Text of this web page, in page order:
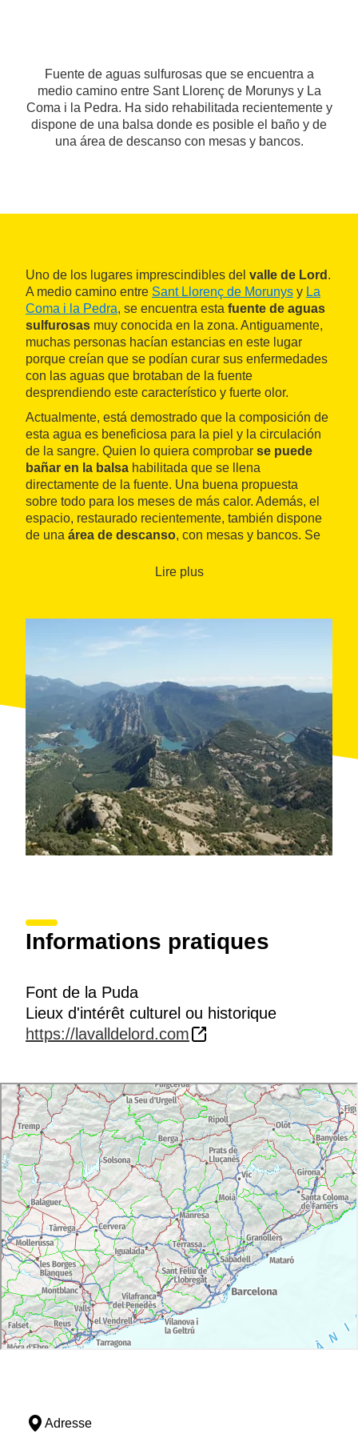
Fuente de aguas sulfurosas que se encuentra a
medio camino entre Sant Llorenç de Morunys y La
Coma i la Pedra. Ha sido rehabilitada recientemente y
dispone de una balsa donde es posible el baño y de
una área de descanso con mesas y bancos.
Uno de los lugares imprescindibles del valle de Lord .
A medio camino entre Sant Llorenç de Morunys y La
Coma i la Pedra, se encuentra esta fuente de aguas
sulfurosas muy conocida en la zona. Antiguamente,
muchas personas hacían estancias en este lugar
porque creían que se podían curar sus enfermedades
con las aguas que brotaban de la fuente
desprendiendo este característico y fuerte olor.
Actualmente, está demostrado que la composición de
esta agua es beneficiosa para la piel y la circulación
de la sangre. Quien lo quiera comprobar se puede
bañar en la balsa habilitada que se llena
directamente de la fuente. Una buena propuesta
sobre todo para los meses de más calor. Además, el
espacio, restaurado recientemente, también dispone
de una área de descanso, con mesas y bancos. Se
Lire plus
Informations pratiques
Font de la Puda
Lieux d'intérêt culturel ou historique
https://lavalldelord.com
Adresse